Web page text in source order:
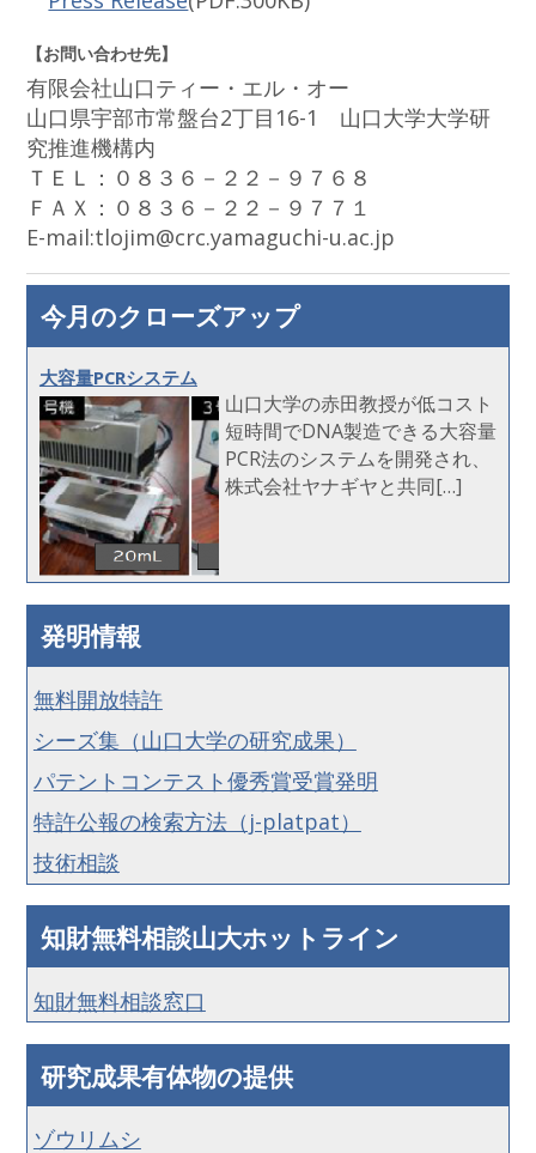
【お問い合わせ先】
有限会社山口ティー・エル・オー
山口県宇部市常盤台2丁目16-1 山口大学大学研
究推進機構内
ＴＥＬ：０８３６－２２－９７６８
ＦＡＸ：０８３６－２２－９７７１
E-mail:tlojim@crc.yamaguchi-u.ac.jp
今月のクローズアップ
大容量PCRシステム
山口大学の赤田教授が低コスト
短時間でDNA製造できる大容量
PCR法のシステムを開発され、
株式会社ヤナギヤと共同[…]
発明情報
無料開放特許
シーズ集（山口大学の研究成果）
パテントコンテスト優秀賞受賞発明
特許公報の検索方法（j-platpat）
技術相談
知財無料相談山大ホットライン
知財無料相談窓口
研究成果有体物の提供
ゾウリムシ